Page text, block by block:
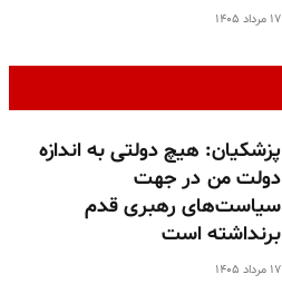
۱۷ مرداد ۱۴۰۵
پزشکیان: هیچ دولتی به اندازه
دولت من در جهت
سیاست‌های رهبری قدم
برنداشته است
۱۷ مرداد ۱۴۰۵